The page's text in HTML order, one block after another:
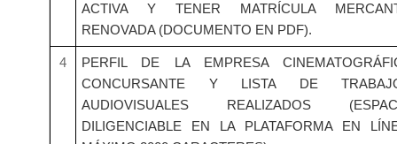
ACTIVA Y TENER MATRÍCULA
RENOVADA (DOCUMENTO EN PDF).
4
PERFIL DE LA EMPRESA
CONCURSANTE Y LISTA DE
AUDIOVISUALES REALIZADOS
DILIGENCIABLE EN LA PLATAFORMA EN